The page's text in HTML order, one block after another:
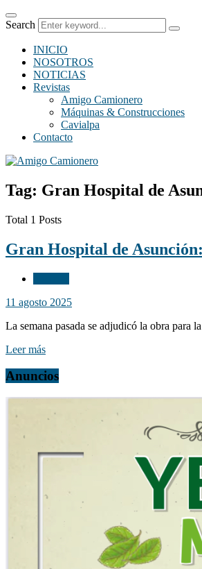
Search
INICIO
NOSOTROS
NOTICIAS
Revistas
Amigo Camionero
Máquinas & Construcciones
Cavialpa
Contacto
Tag: Gran Hospital de
Total 1 Posts
Gran Hospital de
11 agosto 2025
La semana pasada se adjudicó la obra para
Leer más
Anuncios